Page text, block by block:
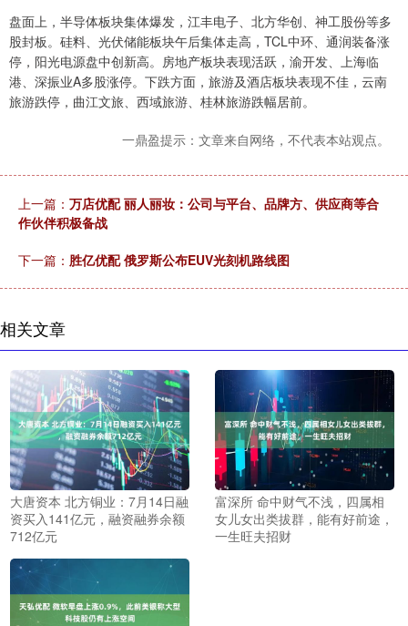
盘面上，半导体板块集体爆发，江丰电子、北方华创、神工股份等多
股封板。硅料、光伏储能板块午后集体走高，TCL中环、通润装备涨
停，阳光电源盘中创新高。房地产板块表现活跃，渝开发、上海临
港、深振业A多股涨停。下跌方面，旅游及酒店板块表现不佳，云南
旅游跌停，曲江文旅、西域旅游、桂林旅游跌幅居前。
一鼎盈提示：文章来自网络，不代表本站观点。
上一篇： 万店优配 丽人丽妆：公司与平台、品牌方、供应商等合
作伙伴积极备战
下一篇： 胜亿优配 俄罗斯公布EUV光刻机路线图
相关文章
大唐资本 北方铜业：7月14日融
资买入141亿元，融资融券余额
712亿元
富深所 命中财气不浅，四属相
女儿女出类拔群，能有好前途，
一生旺夫招财